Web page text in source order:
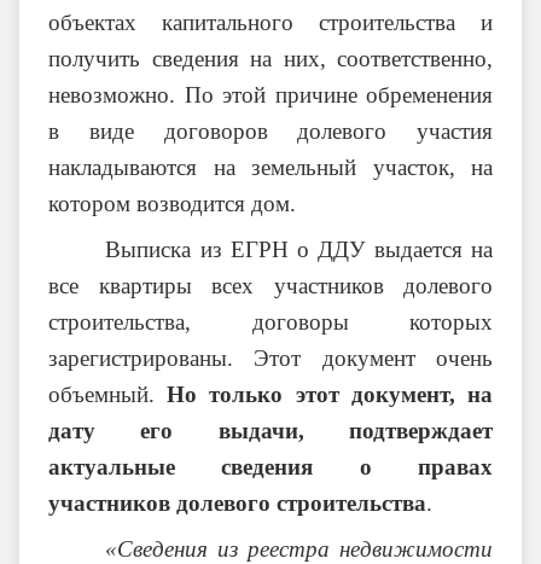
объектах капитального строительства и
получить сведения на них, соответственно,
невозможно. По этой причине обременения
в виде договоров долевого участия
накладываются на земельный участок, на
котором возводится дом.
Выписка из ЕГРН о ДДУ выдается на
все квартиры всех участников долевого
строительства, договоры которых
зарегистрированы. Этот документ очень
объемный.Но только этот документ, на
дату его выдачи, подтверждает
актуальные сведения о правах
участников долевого строительства.
«Сведения из реестра недвижимости